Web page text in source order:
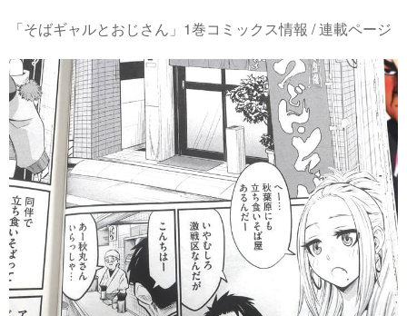
「そばギャルとおじさん」1巻コミックス情報 / 連載ページ